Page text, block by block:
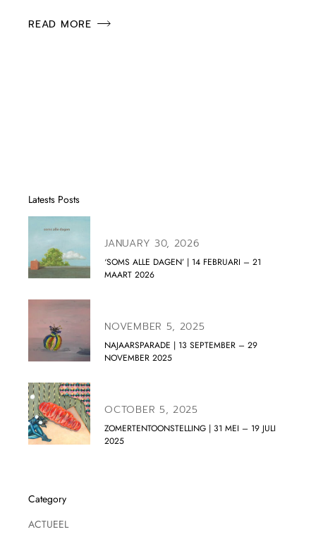
READ MORE
Latests Posts
JANUARY 30, 2026
‘SOMS ALLE DAGEN’ | 14 FEBRUARI – 21
MAART 2026
NOVEMBER 5, 2025
NAJAARSPARADE | 13 SEPTEMBER – 29
NOVEMBER 2025
OCTOBER 5, 2025
ZOMERTENTOONSTELLING | 31 MEI – 19 JULI
2025
Category
ACTUEEL